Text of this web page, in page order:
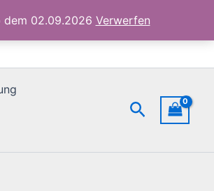
dem 02.09.2026 Verwerfen
Suchen